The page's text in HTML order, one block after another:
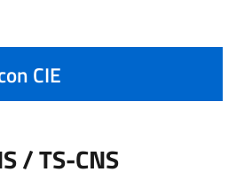
CIE
/ TS-CNS